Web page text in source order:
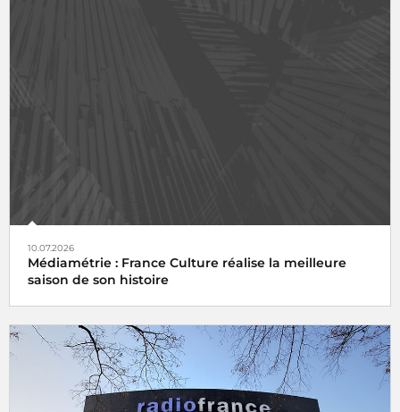
10.07.2026
Médiamétrie : France Culture réalise la meilleure
saison de son histoire